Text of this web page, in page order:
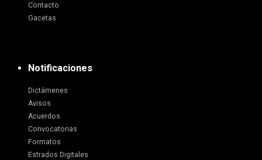
Contacto
Gacetas
Notificaciones
Dictámenes
Avisos
Acuerdos
Convocatorias
Formatos
Estrados Digitales